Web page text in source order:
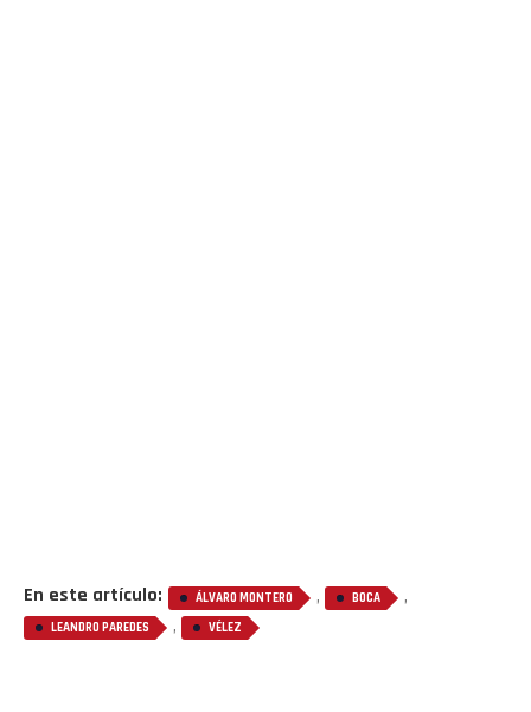
En este artículo: ÁLVARO MONTERO , BOCA ,
LEANDRO PAREDES , VÉLEZ